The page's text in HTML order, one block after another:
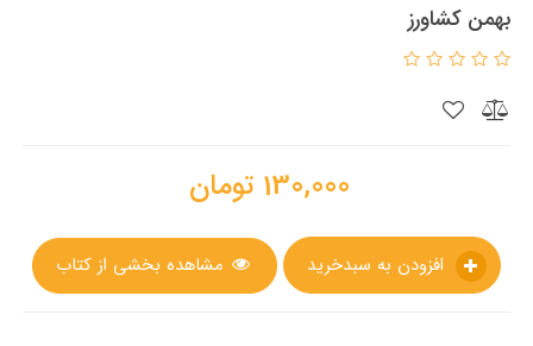
بهمن کشاورز
130,000 تومان
مشاهده بخشی از کتاب